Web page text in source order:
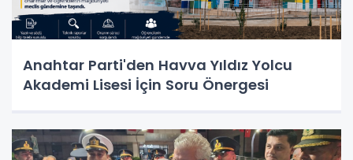
Anahtar Parti'den Havva Yıldız Yolcu
Akademi Lisesi İçin Soru Önergesi